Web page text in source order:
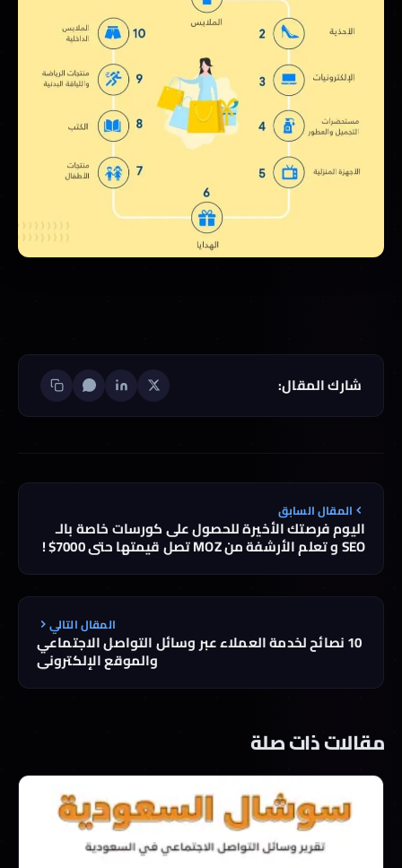
شارك المقال:
المقال السابق
اليوم فرصتك الأخيرة للحصول على كورسات خاصة بالـ
SEO و تعلم الأرشفة من MOZ تصل قيمتها حتى 7000$ !
المقال التالي
10 نصائح لخدمة العملاء عبر وسائل التواصل الاجتماعي
والموقع الإلكتروني
مقالات ذات صلة